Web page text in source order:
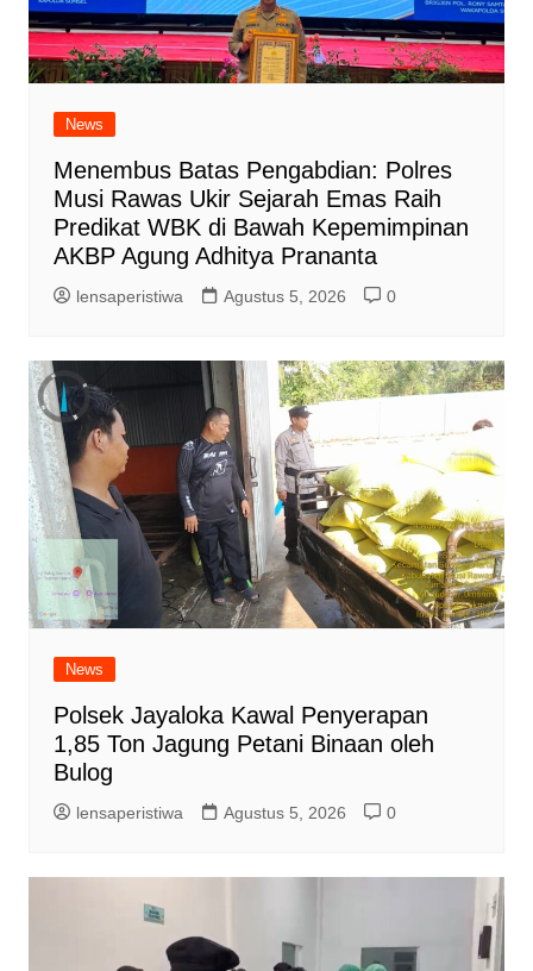
News
Menembus Batas Pengabdian: Polres
Musi Rawas Ukir Sejarah Emas Raih
Predikat WBK di Bawah Kepemimpinan
AKBP Agung Adhitya Prananta
lensaperistiwa Agustus 5, 2026 0
News
Polsek Jayaloka Kawal Penyerapan
1,85 Ton Jagung Petani Binaan oleh
Bulog
lensaperistiwa Agustus 5, 2026 0